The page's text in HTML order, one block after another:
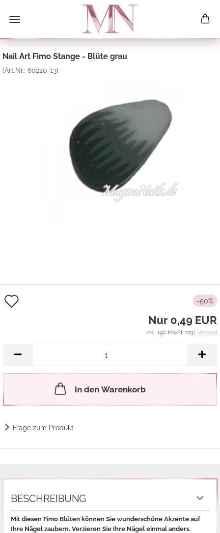
Nail Art Fimo Stange - Blüte grau
(Art.Nr.: 60220-13)
-50%
Nur 0,49 EUR
inkl. 19% MwSt. zzgl. Versand
In den Warenkorb
Frage zum Produkt
BESCHREIBUNG
Mit diesen Fimo Blüten können Sie wunderschöne Akzente auf
Ihre Nägel zaubern. Verzieren Sie Ihre Nägel einmal anders.